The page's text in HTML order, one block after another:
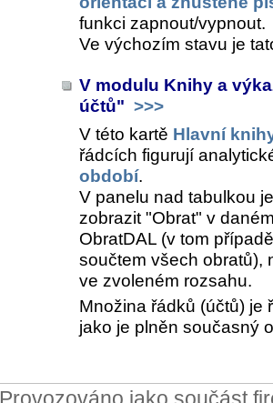
funkci zapnout/vypnout.
Ve výchozím stavu je
V modulu Knihy a
účtů" >>>
V této kartě Hlavní
řádcích figurují
období.
V panelu nad tabulkou
zobrazit "Obrat" v
ObratDAL (v tom
součtem všech obratů),
ve zvoleném rozsahu.
Množina řádků (účtů) je
jako je plněn současný